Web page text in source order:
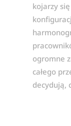
kojarzy
ogromne
całego
decydują,